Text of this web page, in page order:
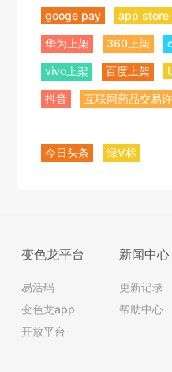
googe pay app store
华为上架 360上架
vivo上架 百度上架
抖音 互联网药品交易
今日头条 绿V标
变色龙平台
易活码
变色龙app
开放平台
新闻中心
更新记录
帮助中心